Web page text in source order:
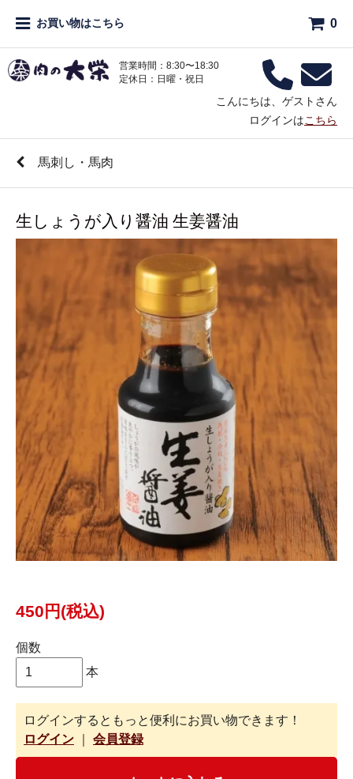
お買い物はこちら 0
営業時間：8:30〜18:30
定休日：日曜・祝日
こんにちは、ゲストさん
ログインは こちら
馬刺し・馬肉
生しょうが入り醤油 生姜醤油
450円(税込)
個数
本
ログインするともっと便利にお買い物できます！
ログイン
会員登録